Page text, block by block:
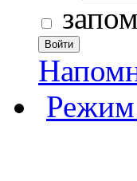
Войти
Режим